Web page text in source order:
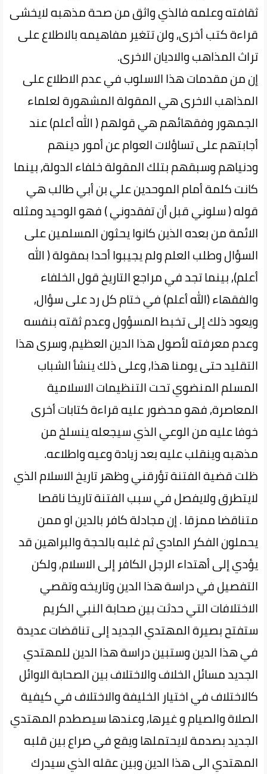
ثقافته وعلمه فالذي واثق من صحة مذهبه لايخشى
قراءة كتب أخرى, ولن تتغير مفاهيمه بالاطلاع على
تراث المذاهب والاديان الاخرى.
إن من مقدمات هذا الاسلوب في عدم الاطلاع على
المذاهب الاخرى هي المقولة المشهورة لعلماء
الجمهور وفقهائهم هي قولهم ( الله أعلم) عند
أجابتهم على تساؤلات العوام عن أمور دينهم
ودنياهم وسبقهم بتلك المقولة خلفاء الدولة, بينما
كانت كلمة أمام الموحدين علي بن أبي طالب هي
قوله ( سلوني قبل أن تفقدوني ) فهو الوحيد ومثله
الائمة من بعده الذين كانوا يحثون المسلمين على
السؤال وطلب العلم ولم يجيبوا أحدا بمقولة ( الله
أعلم), بينما تجد في مراجع التاريخ قول الخلفاء
والفقهاء (الله أعلم) في ختام كل رد على سؤال,
ويعود ذلك إلى تخبط المسؤول وعدم ثقته بنفسه
وعدم معرفته لأصول هذا الدين العظيم, وسرى هذا
التقليد حتى يومنا هذا, وعلى ذلك ينشأ الشباب
المسلم المنضوي تحت التنظيمات الاسلامية
المعاصرة, فهو محضور عليه قراءة كتابات أخرى
خوفا عليه من الوعي الذي سيجعله ينسلخ من
مذهبه وينقلب عليه بعد زيادة وعيه واطلاعه.
ظلت قضية الفتنة تؤرقني وظهر تاريخ الاسلام الذي
لايتطرق ولايفصل في سبب الفتنة تاريخا ناقصا
متناقضا ممزقا . إن مجادلة كافر بالدين او ممن
يحملون الفكر المادي ثم غلبه بالحجة والبراهين قد
يؤدي إلى أهتداء الرجل الكافر إلى الاسلام, ولكن
التفصيل في دراسة هذا الدين وتاريخه وتقصي
الاختلافات التي حدثت بين صحابة النبي الكريم
ستفتح بصيرة المهتدي الجديد إلى تناقضات عديدة
في هذا الدين وستبين دراسة هذا الدين للمهتدي
الجديد مسائل الخلاف والاختلاف بين الصحابة الاوائل
كالاختلاف في اختيار الخليفة والاختلاف في كيفية
الصلاة والصيام و غيرها, وعندها سيصطدم المهتدي
الجديد بصدمة لايحتملها ويقع في صراع بين قلبه
المهتدي الى هذا الدين وبين عقله الذي سيدرك